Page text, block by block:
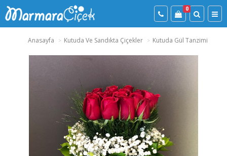
0
Anasayfa Kutuda Ve Sandıkta Çiçekler Kutuda Gül Tanzimi